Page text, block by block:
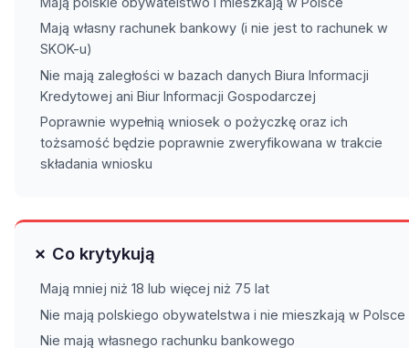
Mają własny rachunek bankowy (i nie jest to rachunek w
SKOK-u)
Nie mają zaległości w bazach danych Biura Informacji
Kredytowej ani Biur Informacji Gospodarczej
Poprawnie wypełnią wniosek o pożyczkę oraz ich
tożsamość będzie poprawnie zweryfikowana w trakcie
składania wniosku
✗ Co krytykują
Mają mniej niż 18 lub więcej niż 75 lat
Nie mają polskiego obywatelstwa i nie mieszkają w Polsce
Nie mają własnego rachunku bankowego